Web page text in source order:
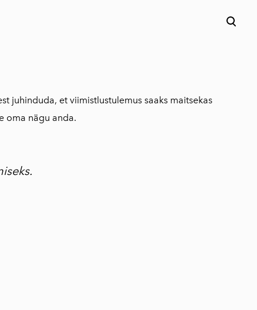
juhinduda, et viimistlustulemus saaks maitsekas
oma nägu anda.